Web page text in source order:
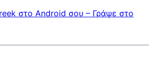
στο Android σου – Γράψε στο